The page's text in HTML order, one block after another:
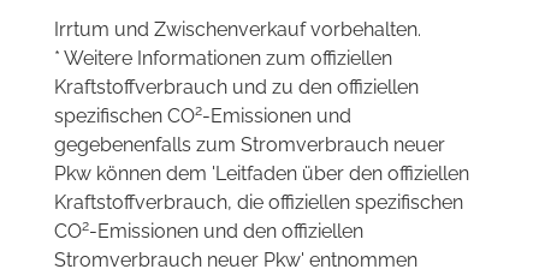
Irrtum und Zwischenverkauf vorbehalten.
* Weitere Informationen zum offiziellen
Kraftstoffverbrauch und zu den offiziellen
spezifischen CO2-Emissionen und
gegebenenfalls zum Stromverbrauch neuer
Pkw können dem 'Leitfaden über den offiziellen
Kraftstoffverbrauch, die offiziellen spezifischen
CO2-Emissionen und den offiziellen
Stromverbrauch neuer Pkw' entnommen